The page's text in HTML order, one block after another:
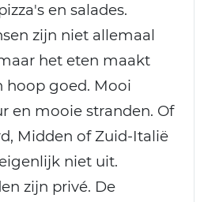
en salades.
zijn niet allemaal
het eten maakt
hoop goed. Mooi
en mooie stranden. Of
Midden of Zuid-Italië
niet uit.
zijn privé. De